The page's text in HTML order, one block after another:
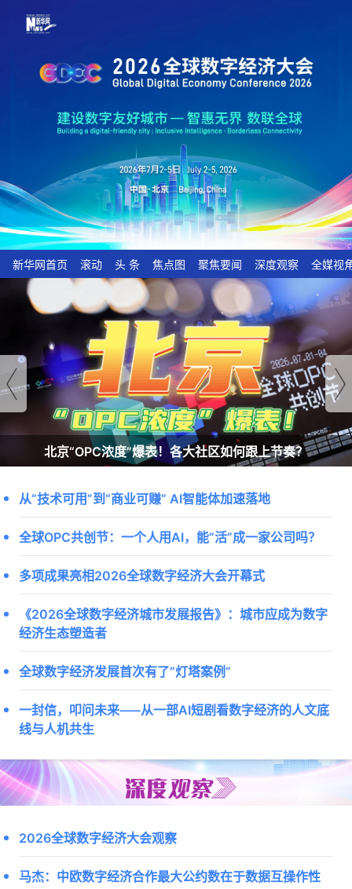
新华网首页 滚动 头 条 焦点图 聚焦要闻 深度观察 全媒视
北京“OPC浓度”爆表！各大社区如何跟上节奏？
从“技术可用”到“商业可赚” AI智能体加速落地
全球OPC共创节：一个人用AI，能“活”成一家公司吗？
多项成果亮相2026全球数字经济大会开幕式
《2026全球数字经济城市发展报告》：城市应成为数字
经济生态塑造者
全球数字经济发展首次有了“灯塔案例”
一封信，叩问未来——从一部AI短剧看数字经济的人文底
线与人机共生
2026全球数字经济大会观察
马杰：中欧数字经济合作最大公约数在于数据互操作性